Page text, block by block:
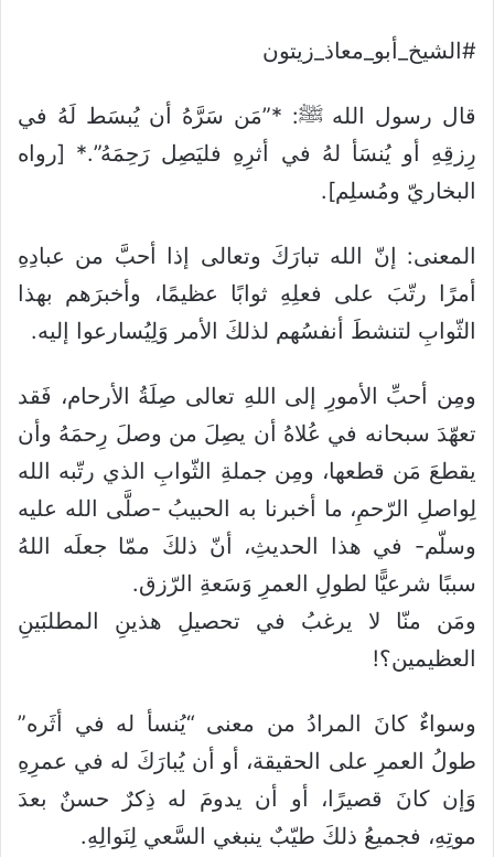
#الشيخ_أبو_معاذ_زيتون
قال رسول الله ﷺ: *”مَن سَرَّهُ أن يُبسَط لَهُ في
رِزقِهِ أو يُنسَأ لهُ في أثرِهِ فليَصِل رَحِمَهُ”.* [رواه
البخاريّ ومُسلِم].
المعنى: إنّ الله تبارَكَ وتعالى إذا أحبَّ من عبادِهِ
أمرًا رتّبَ على فعلِهِ ثوابًا عظيمًا، وأخبرَهم بهذا
الثّوابِ لتنشطَ أنفسُهم لذلكَ الأمر وَلِيُسارعوا إليه.
ومِن أحبِّ الأمورِ إلى اللهِ تعالى صِلَةُ الأرحام، فَقد
تعهّدَ سبحانه في عُلاهُ أن يصِلَ من وصلَ رِحمَهُ وأن
يقطعَ مَن قطعها، ومِن جملةِ الثّوابِ الذي رتّبه الله
لِواصلِ الرّحمِ، ما أخبرنا به الحبيبُ -صلَّى الله عليه
وسلّم- في هذا الحديثِ، أنّ ذلكَ ممّا جعلَه اللهُ
سببًا شرعيًّا لطولِ العمرِ وَسَعةِ الرّزق.
ومَن منّا لا يرغبُ في تحصيلِ هذينِ المطلبَينِ
العظيمين؟!
وسواءٌ كانَ المرادُ من معنى “يُنسأ له في أثَره”
طولُ العمرِ على الحقيقة، أو أن يُبارَكَ له في عمرِهِ
وَإن كانَ قصيرًا، أو أن يدومَ له ذِكرٌ حسنٌ بعدَ
موتِهِ، فجميعُ ذلكَ طيّبٌ ينبغي السَّعي لِنَوالِهِ.